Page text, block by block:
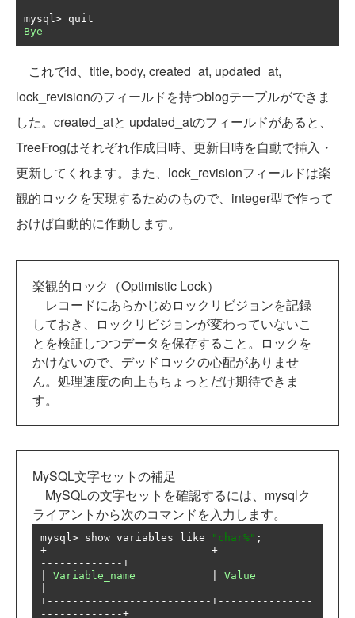
mysql>
Bye
これでid、title, body, created_at, updated_at,
lock_revisionのフィールドを持つblogテーブルができま
した。created_atと updated_atのフィールドがあると、
TreeFrogはそれぞれ作成日時、更新日時を自動で挿入・
更新してくれます。また、lock_revisionフィールドは楽
観的ロックを実現するためのもので、integer型で作って
おけば自動的に作動します。
楽観的ロック（Optimistic Lock）
レコードにあらかじめロックリビジョンを記録
しておき、ロックリビジョンが変わっていないこ
とを検証しつつデータを保存すること。ロックを
かけないので、デッドロックの心配がありませ
ん。処理速度の向上もちょっとだけ期待できま
す。
MySQL文字セットの補足
MySQLの文字セットを確認するには、mysqlク
ライアントから次のコマンドを入力します。
mysql> show variables like "char%" ;
+--------------------------+---------------
-------------+
Variable_name
Value
+--------------------------+---------------
-------------+